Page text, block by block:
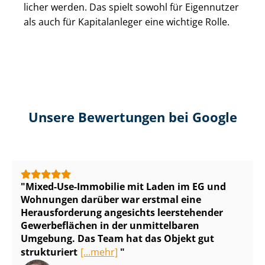
li­cher werden. Das spielt sowohl für Eigennutzer
als auch für Kapitalanleger eine wichtige Rolle.
Unsere Bewertungen bei Google
Mixed-Use-Immobilie mit Laden im EG und
Wohnungen darüber war erstmal eine
Herausforderung angesichts leerstehender
Gewerbeflächen in der unmittelbaren
Umgebung. Das Team hat das Objekt gut
strukturiert [...mehr]